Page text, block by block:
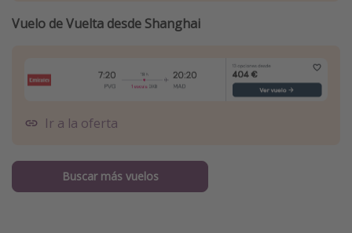
Vuelo de Vuelta desde Shanghai
Ir a la oferta
Buscar más vuelos